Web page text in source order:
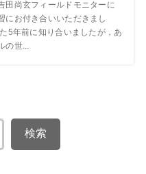
田尚玄フィールドモニターに
にお付き合いいただきまし
5年前に知り合いましたが，あ
の世...
検索